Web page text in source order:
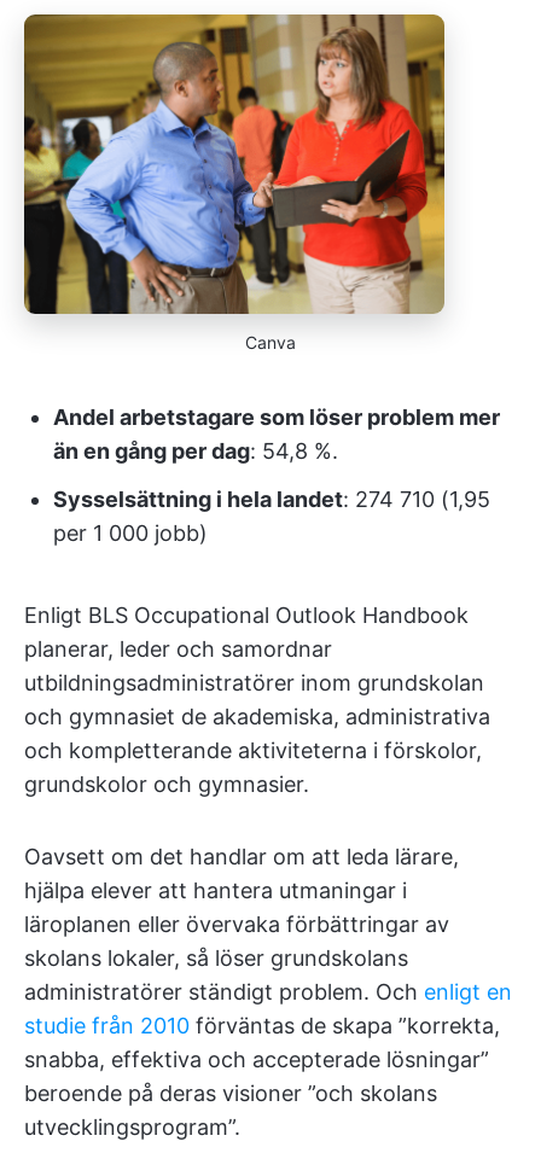
Canva
Andel arbetstagare som löser problem mer
än en gång per dag: 54,8 %.
Sysselsättning i hela landet: 274 710 (1,95
per 1 000 jobb)
Enligt BLS Occupational Outlook Handbook
planerar, leder och samordnar
utbildningsadministratörer inom grundskolan
och gymnasiet de akademiska, administrativa
och kompletterande aktiviteterna i förskolor,
grundskolor och gymnasier.
Oavsett om det handlar om att leda lärare,
hjälpa elever att hantera utmaningar i
läroplanen eller övervaka förbättringar av
skolans lokaler, så löser grundskolans
administratörer ständigt problem. Och enligt en
studie från 2010 förväntas de skapa ”korrekta,
snabba, effektiva och accepterade lösningar”
beroende på deras visioner ”och skolans
utvecklingsprogram”.